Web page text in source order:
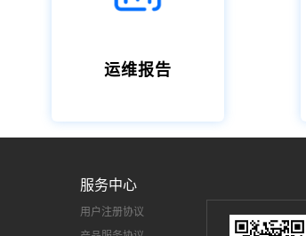
运维报告
服务中心
用户注册协议